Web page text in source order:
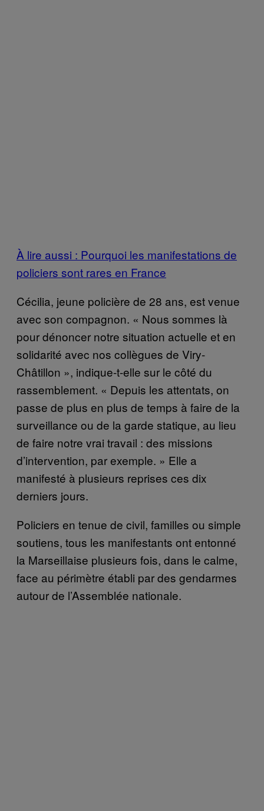
À lire aussi : Pourquoi les manifestations de
policiers sont rares en France
Cécilia, jeune policière de 28 ans, est venue
avec son compagnon. « Nous sommes là
pour dénoncer notre situation actuelle et en
solidarité avec nos collègues de Viry-
Châtillon », indique-t-elle sur le côté du
rassemblement. « Depuis les attentats, on
passe de plus en plus de temps à faire de la
surveillance ou de la garde statique, au lieu
de faire notre vrai travail : des missions
d’intervention, par exemple. » Elle a
manifesté à plusieurs reprises ces dix
derniers jours.
Policiers en tenue de civil, familles ou simple
soutiens, tous les manifestants ont entonné
la Marseillaise plusieurs fois, dans le calme,
face au périmètre établi par des gendarmes
autour de l’Assemblée nationale.